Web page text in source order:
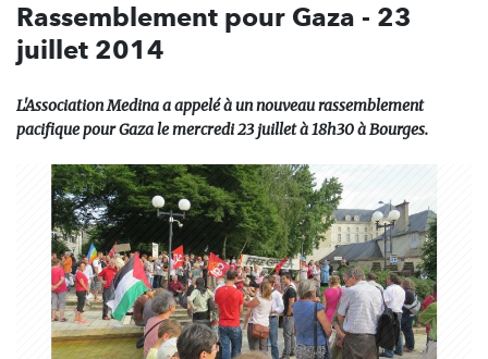
Rassemblement pour Gaza - 23
juillet 2014
L'Association Medina a appelé à un nouveau rassemblement
pacifique pour Gaza le mercredi 23 juillet à 18h30 à Bourges.